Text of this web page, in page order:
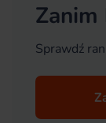
Zanim
Sprawdź